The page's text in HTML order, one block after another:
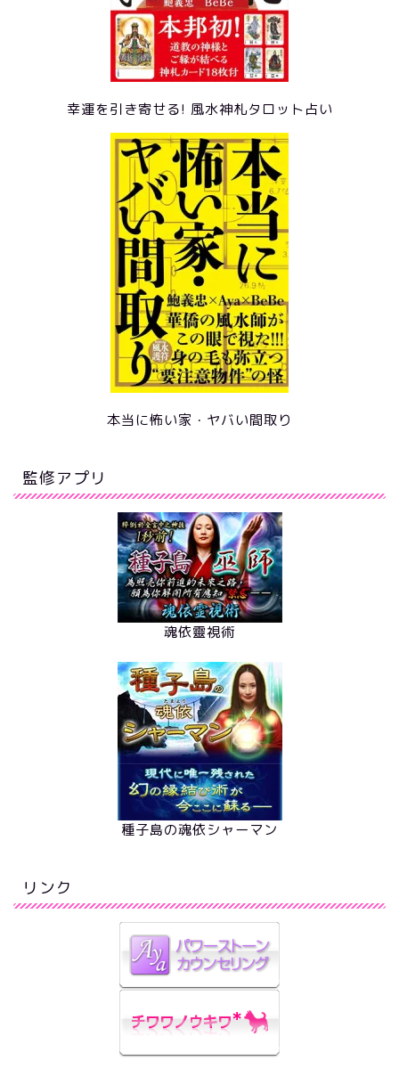
幸運を引き寄せる! 風水神札タロット占い
本当に怖い家・ヤバい間取り
監修アプリ
魂依靈視術
種子島の魂依シャーマン
リンク